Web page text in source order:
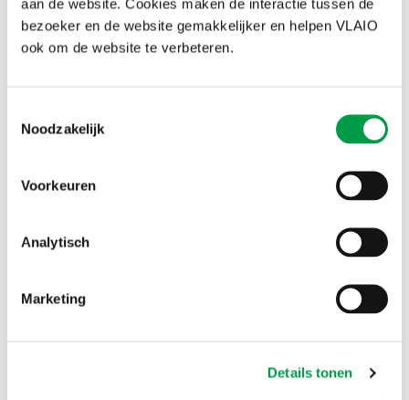
aan de website. Cookies maken de interactie tussen de
bezoeker en de website gemakkelijker en helpen VLAIO
ook om de website te verbeteren.
Noodzakelijk
Voorkeuren
Analytisch
Marketing
Details tonen
Overbruggingslening: rentevoet wijzigt vanaf 1
juli
Voor overbruggingsleningen aangevraagd
vanaf 1 juli 2023 wijzigt de rentevoet. Voor kmo's geldt
vanaf dan een rente van 4,14% of 4,64% op jaarbasis.